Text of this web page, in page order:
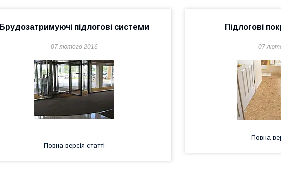
Брудозатримуючі підлогові системи
07 лютого 2016
Повна версія статті
Підлогові
07
Повна